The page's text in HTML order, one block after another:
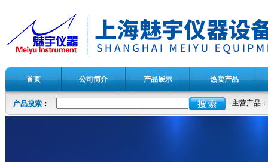
首页 公司简介 产品展示 热卖产品
产品搜索： 主营产品：